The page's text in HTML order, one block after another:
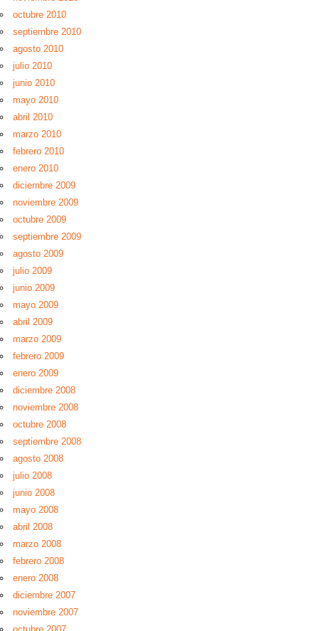
octubre 2010
septiembre 2010
agosto 2010
julio 2010
junio 2010
mayo 2010
abril 2010
marzo 2010
febrero 2010
enero 2010
diciembre 2009
noviembre 2009
octubre 2009
septiembre 2009
agosto 2009
julio 2009
junio 2009
mayo 2009
abril 2009
marzo 2009
febrero 2009
enero 2009
diciembre 2008
noviembre 2008
octubre 2008
septiembre 2008
agosto 2008
julio 2008
junio 2008
mayo 2008
abril 2008
marzo 2008
febrero 2008
enero 2008
diciembre 2007
noviembre 2007